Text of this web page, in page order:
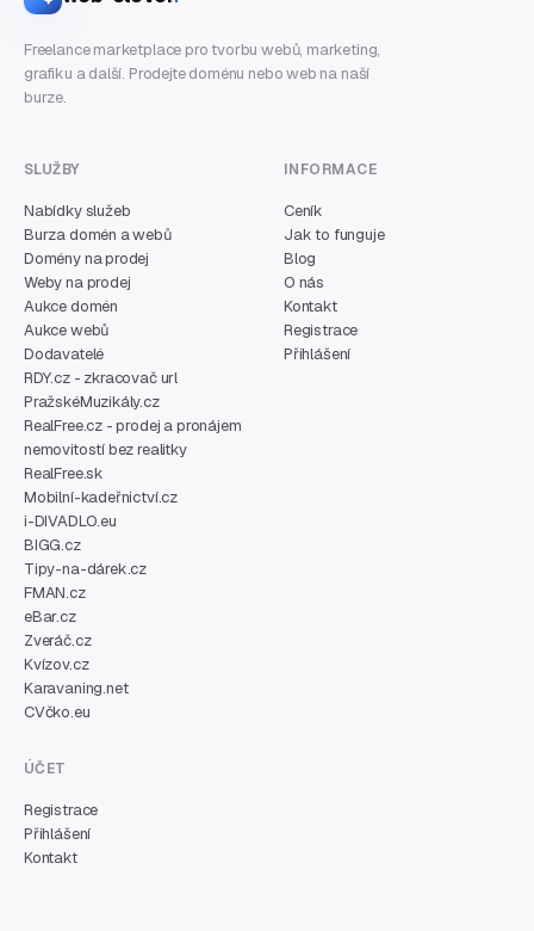
Freelance marketplace pro tvorbu webů, marketing,
grafiku a další. Prodejte doménu nebo web na naší
burze.
SLUŽBY
Nabídky služeb
Burza domén a webů
Domény na prodej
Weby na prodej
Aukce domén
Aukce webů
Dodavatelé
RDY.cz - zkracovač url
PražskéMuzikály.cz
RealFree.cz - prodej a pronájem
nemovitostí bez realitky
RealFree.sk
Mobilní-kadeřnictví.cz
i-DIVADLO.eu
BIGG.cz
Tipy-na-dárek.cz
FMAN.cz
eBar.cz
Zveráč.cz
Kvízov.cz
Karavaning.net
CVčko.eu
INFORMACE
Ceník
Jak to funguje
Blog
O nás
Kontakt
Registrace
Přihlášení
ÚČET
Registrace
Přihlášení
Kontakt